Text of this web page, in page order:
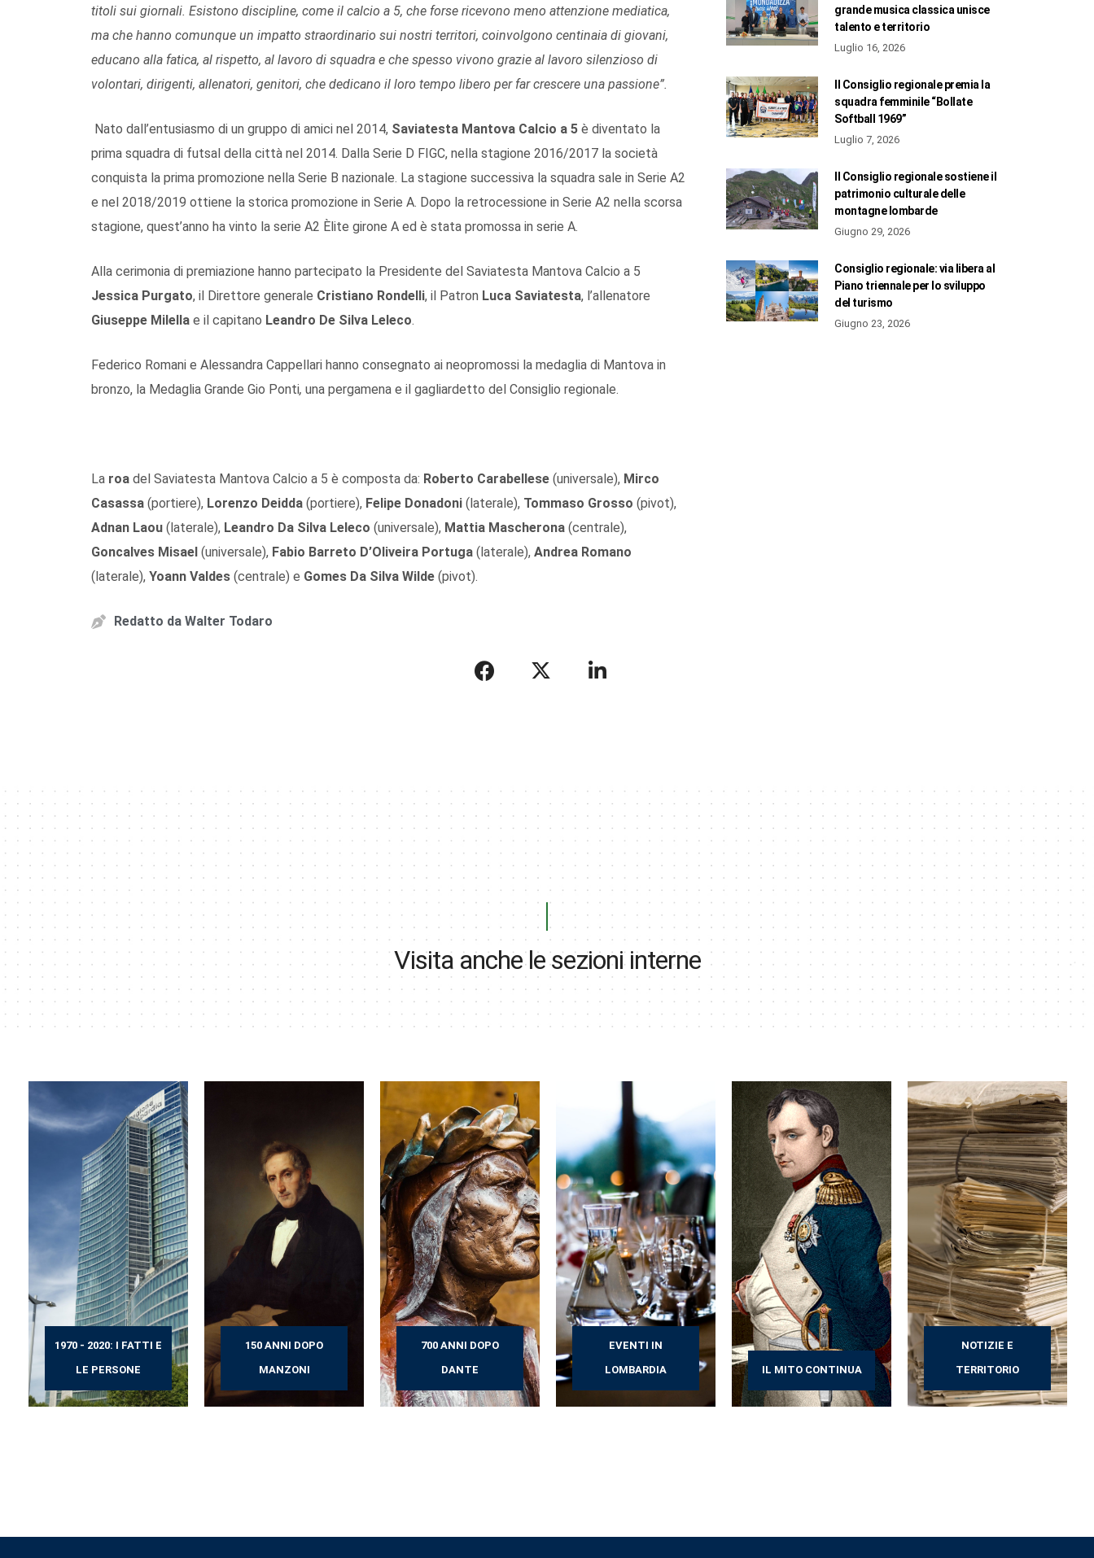
titoli sui giornali. Esistono discipline, come il calcio a 5, che forse ricevono meno attenzione mediatica,
ma che hanno comunque un impatto straordinario sui nostri territori, coinvolgono centinaia di giovani,
educano alla fatica, al rispetto, al lavoro di squadra e che spesso vivono grazie al lavoro silenzioso di
volontari, dirigenti, allenatori, genitori, che dedicano il loro tempo libero per far crescere una passione”.
Nato dall’entusiasmo di un gruppo di amici nel 2014, Saviatesta Mantova Calcio a 5 è diventato la
prima squadra di futsal della città nel 2014. Dalla Serie D FIGC, nella stagione 2016/2017 la società
conquista la prima promozione nella Serie B nazionale. La stagione successiva la squadra sale in Serie A2
e nel 2018/2019 ottiene la storica promozione in Serie A. Dopo la retrocessione in Serie A2 nella scorsa
stagione, quest’anno ha vinto la serie A2 Èlite girone A ed è stata promossa in serie A.
Alla cerimonia di premiazione hanno partecipato la Presidente del Saviatesta Mantova Calcio a 5
Jessica Purgato, il Direttore generale Cristiano Rondelli, il Patron Luca Saviatesta, l’allenatore
Giuseppe Milella e il capitano Leandro De Silva Leleco.
Federico Romani e Alessandra Cappellari hanno consegnato ai neopromossi la medaglia di Mantova in
bronzo, la Medaglia Grande Gio Ponti, una pergamena e il gagliardetto del Consiglio regionale.
La roa del Saviatesta Mantova Calcio a 5 è composta da: Roberto Carabellese (universale), Mirco
Casassa (portiere), Lorenzo Deidda (portiere), Felipe Donadoni (laterale), Tommaso Grosso (pivot),
Adnan Laou (laterale), Leandro Da Silva Leleco (universale), Mattia Mascherona (centrale),
Goncalves Misael (universale), Fabio Barreto D’Oliveira Portuga (laterale), Andrea Romano
(laterale), Yoann Valdes (centrale) e Gomes Da Silva Wilde (pivot).
Redatto da Walter Todaro
grande musica classica unisce
talento e territorio
Luglio 16, 2026
Il Consiglio regionale premia la
squadra femminile “Bollate
Softball 1969”
Luglio 7, 2026
Il Consiglio regionale sostiene il
patrimonio culturale delle
montagne lombarde
Giugno 29, 2026
Consiglio regionale: via libera al
Piano triennale per lo sviluppo
del turismo
Giugno 23, 2026
Visita anche le sezioni interne
1970 - 2020: I FATTI E
LE PERSONE
150 ANNI DOPO
MANZONI
700 ANNI DOPO
DANTE
EVENTI IN
LOMBARDIA
IL MITO CONTINUA
NOTIZIE E
TERRITORIO